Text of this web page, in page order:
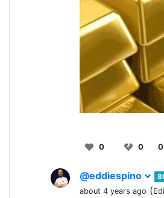
0 0
@eddiespino
about 4 years ago (